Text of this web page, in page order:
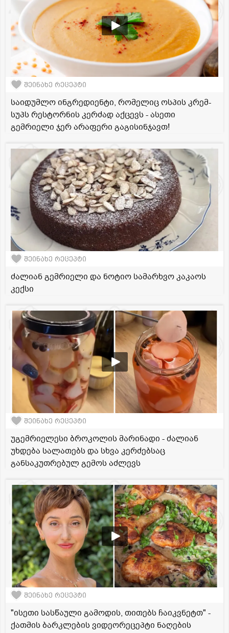
შეინახე რეცეპტი
საიდუმლო ინგრედიენტი, რომელიც ოსპის კრემ-
სუპს რესტორნის კერძად აქცევს - ასეთი
გემრიელი ჯერ არაფერი გაგისინჯავთ!
შეინახე რეცეპტი
ძალიან გემრიელი და ნოტიო სამარხვო კაკაოს
კექსი
შეინახე რეცეპტი
უგემრიელესი ბროკოლის მარინადი - ძალიან
უხდება სალათებს და სხვა კერძებსაც
განსაკუთრებულ გემოს აძლევს
შეინახე რეცეპტი
"ისეთი სასწაული გამოდის, თითებს ჩაიკვნეტთ" -
ქათმის ბარკლების ვიდეორეცეპტი ნაღების